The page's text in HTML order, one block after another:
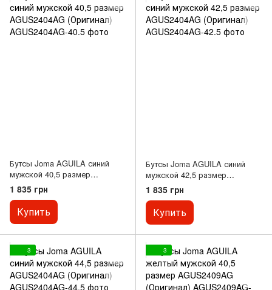
Бутсы Joma AGUILA синий
мужской 40,5 размер
AGUS2404AG (Оригинал)
1 835 грн
Купить
Бутсы Joma AGUILA синий
мужской 42,5 размер
AGUS2404AG (Оригинал)
1 835 грн
Купить
3 3